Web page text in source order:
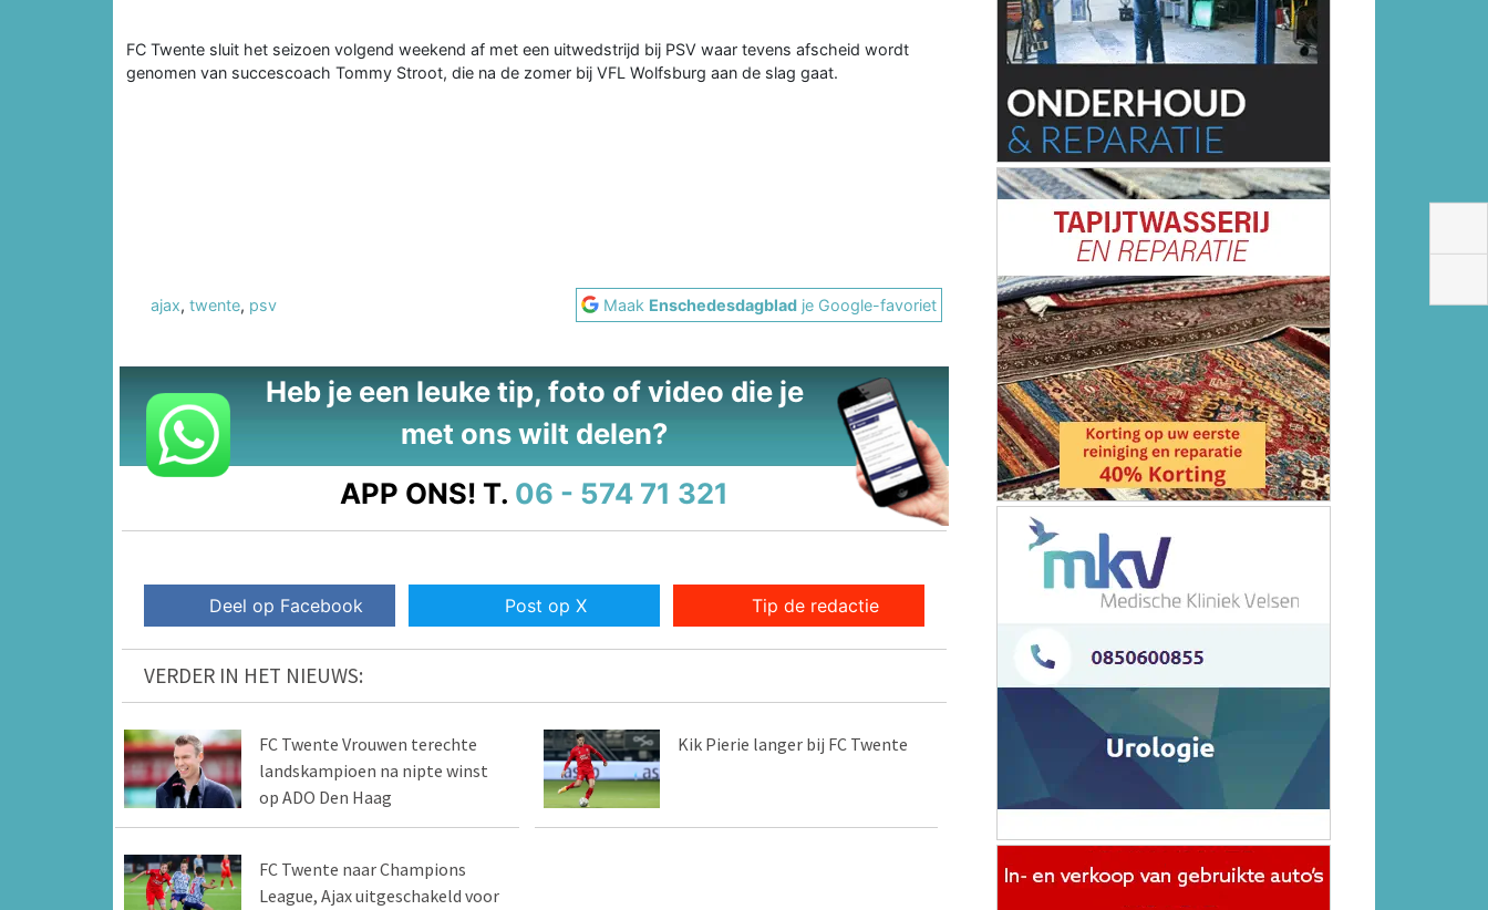
FC Twente sluit het seizoen volgend weekend af met een uitwedstrijd bij PSV waar tevens afscheid wordt
genomen van succescoach Tommy Stroot, die na de zomer bij VFL Wolfsburg aan de slag gaat.
ajax, twente, psv Maak Enschedesdagblad je Google-favoriet
Heb je een leuke tip, foto of video die je
met ons wilt delen?
APP ONS! T. 06 - 574 71 321
Deel op Facebook Post op X Tip de redactie
VERDER IN HET NIEUWS:
FC Twente Vrouwen terechte
landskampioen na nipte winst
op ADO Den Haag
Kik Pierie langer bij FC Twente
FC Twente naar Champions
League, Ajax uitgeschakeld voor